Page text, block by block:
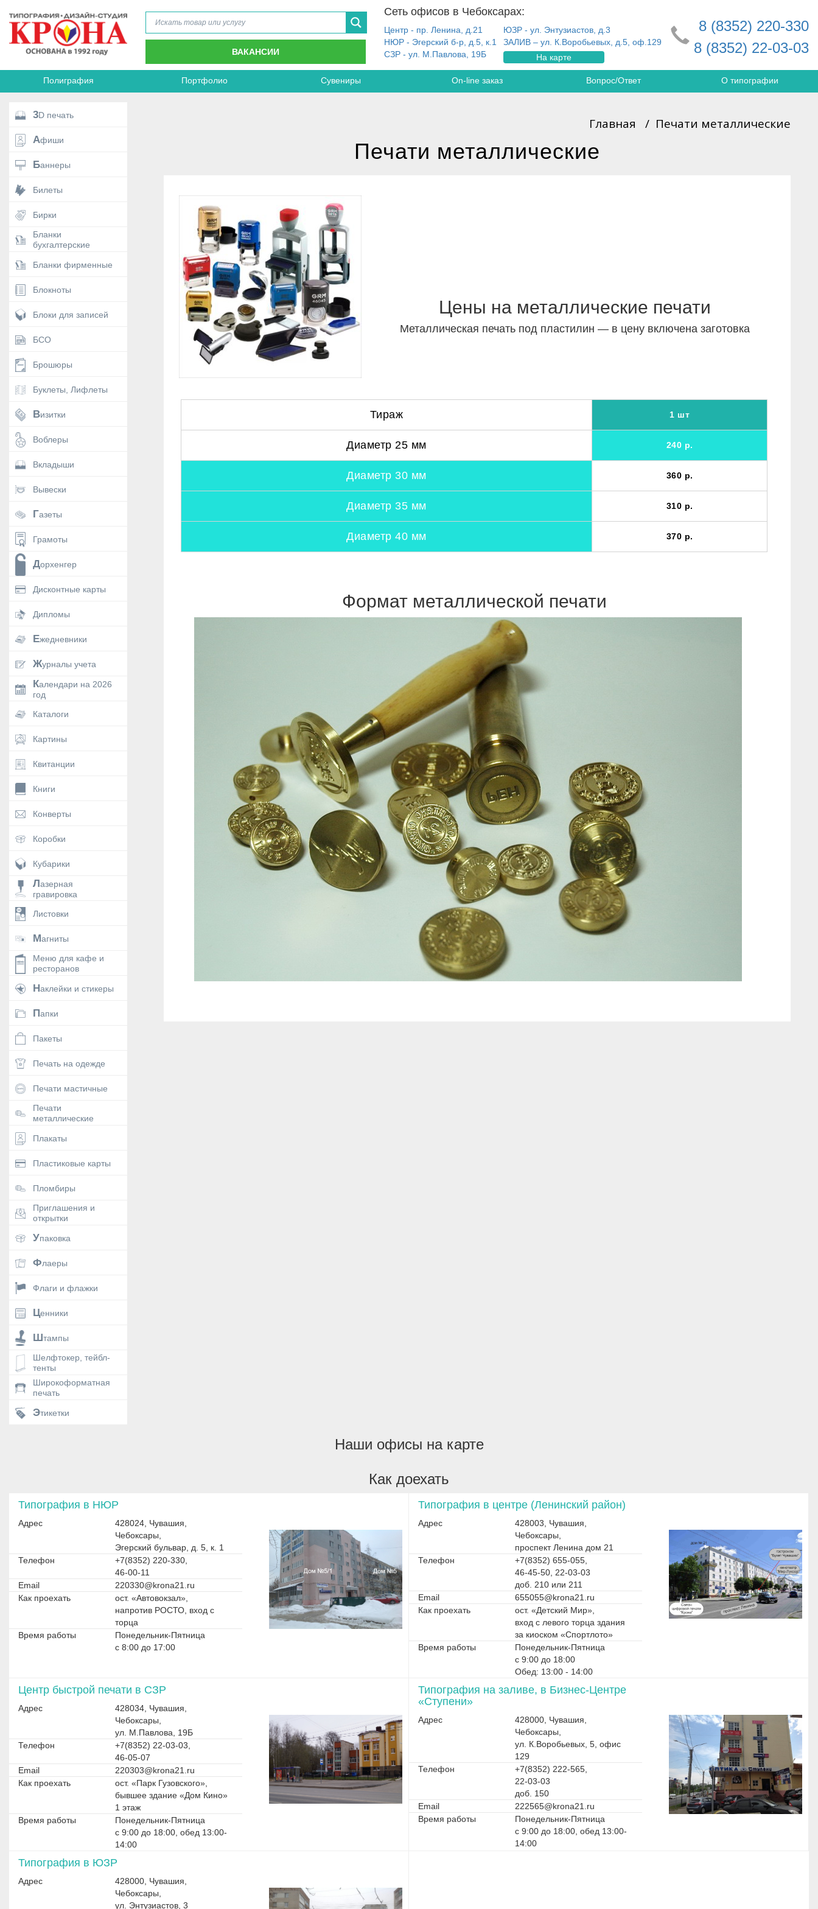
ВАКАНСИИ
Сеть офисов в Чебоксарах:
Центр - пр. Ленина, д.21
НЮР - Эгерский б-р, д.5, к.1
СЗР - ул. М.Павлова, 19Б
ЮЗР - ул. Энтузиастов, д.3
ЗАЛИВ – ул. К.Воробьевых, д.5, оф.129
На карте
8 (8352) 220-330
8 (8352) 22-03-03
Полиграфия Портфолио Сувениры On-line заказ Вопрос/Ответ О типографии
3D печать
Афиши
Баннеры
Билеты
Бирки
Бланки
бухгалтерские
Бланки фирменные
Блокноты
Блоки для записей
БСО
Брошюры
Буклеты, Лифлеты
Визитки
Воблеры
Вкладыши
Вывески
Газеты
Грамоты
Дорхенгер
Дисконтные карты
Дипломы
Ежедневники
Журналы учета
Календари на 2026
год
Каталоги
Картины
Квитанции
Книги
Конверты
Коробки
Кубарики
Лазерная
гравировка
Листовки
Магниты
Меню для кафе и
ресторанов
Наклейки и стикеры
Папки
Пакеты
Печать на одежде
Печати мастичные
Печати
металлические
Плакаты
Пластиковые карты
Пломбиры
Приглашения и
открытки
Упаковка
Флаеры
Флаги и флажки
Ценники
Штампы
Шелфтокер, тейбл-
тенты
Широкоформатная
печать
Этикетки
Главная / Печати металлические
Печати металлические
Цены на металлические печати
Металлическая печать под пластилин — в цену включена заготовка
Тираж 1 шт
Диаметр 25 мм 240 р.
Диаметр 30 мм 360 р.
Диаметр 35 мм 310 р.
Диаметр 40 мм 370 р.
Формат металлической печати
Наши офисы на карте
Как доехать
Типография в НЮР
Адрес
428024, Чувашия,
Чебоксары,
Эгерский бульвар, д. 5, к. 1
Телефон
+7(8352) 220-330,
46-00-11
Email
220330@krona21.ru
Как проехать
ост. «Автовокзал»,
напротив РОСТО, вход с
торца
Время работы
Понедельник-Пятница
с 8:00 до 17:00
Типография в центре (Ленинский район)
Адрес
428003, Чувашия,
Чебоксары,
проспект Ленина дом 21
Телефон
+7(8352) 655-055,
46-45-50, 22-03-03
доб. 210 или 211
Email
655055@krona21.ru
Как проехать
ост. «Детский Мир»,
вход с левого торца здания
за киоском «Спортлото»
Время работы
Понедельник-Пятница
с 9:00 до 18:00
Обед: 13:00 - 14:00
Центр быстрой печати в СЗР
Адрес
428034, Чувашия,
Чебоксары,
ул. М.Павлова, 19Б
Телефон
+7(8352) 22-03-03,
46-05-07
Email
220303@krona21.ru
Как проехать
ост. «Парк Гузовского»,
бывшее здание «Дом Кино»
1 этаж
Время работы
Понедельник-Пятница
с 9:00 до 18:00, обед 13:00-
14:00
Типография на заливе, в Бизнес-Центре
«Ступени»
Адрес
428000, Чувашия,
Чебоксары,
ул. К.Воробьевых, 5, офис
129
Телефон
+7(8352) 222-565,
22-03-03
доб. 150
Email
222565@krona21.ru
Время работы
Понедельник-Пятница
с 9:00 до 18:00, обед 13:00-
14:00
Типография в ЮЗР
Адрес
428000, Чувашия,
Чебоксары,
ул. Энтузиастов, 3